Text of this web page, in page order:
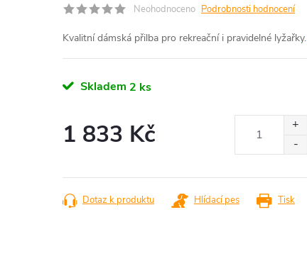
Neohodnoceno Podrobnosti hodnocení
Kvalitní dámská přilba pro rekreační i pravidelné lyžařky.
Skladem 2 ks
1 833 Kč
Tisk
Dotaz k produktu Hlídací pes